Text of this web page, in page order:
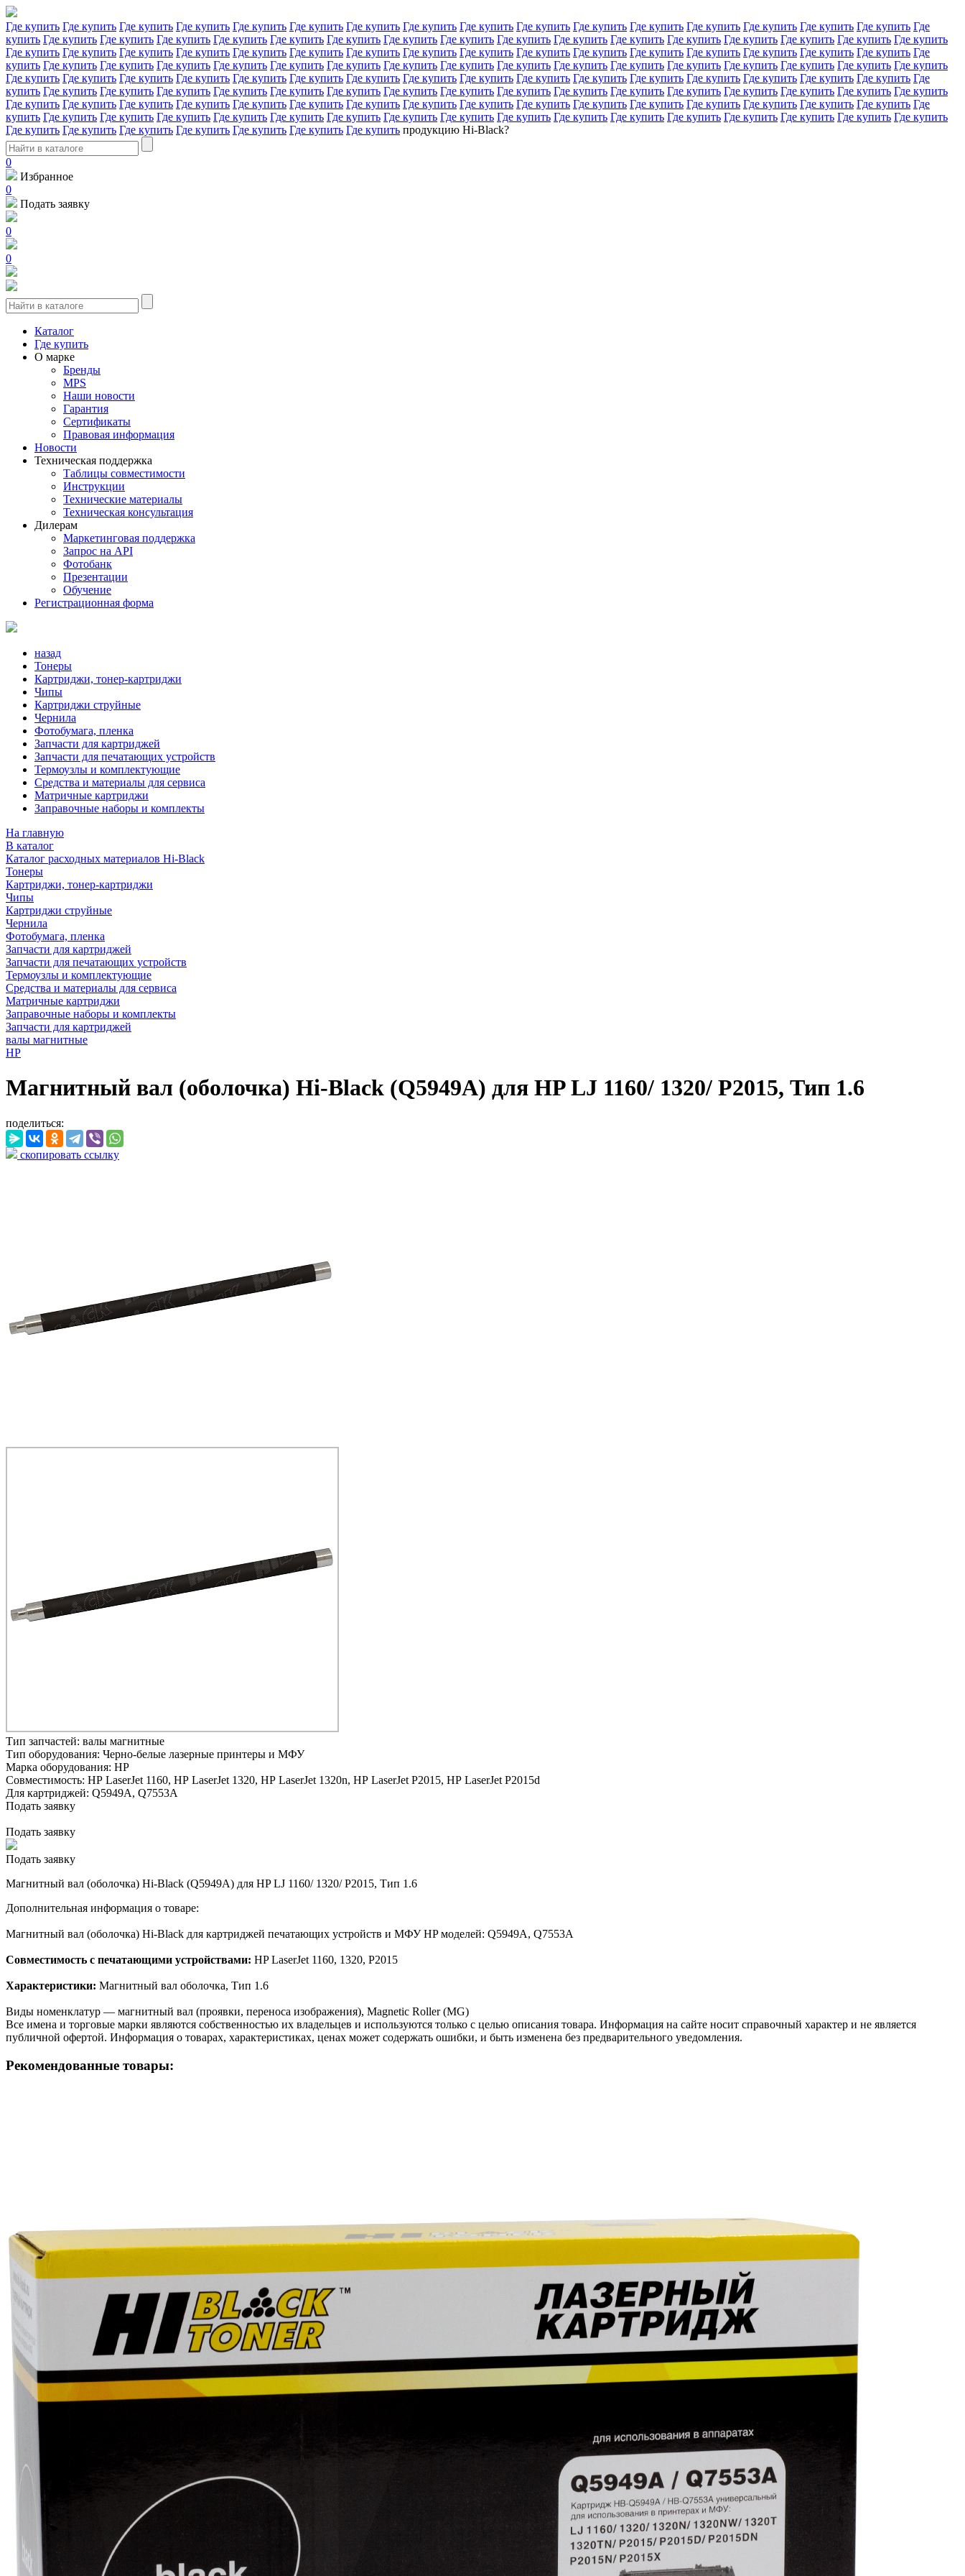
Где купить Где купить Где купить Где купить Где купить Где купить Где купить Где купить Где купить Где купить Где купить Где купить Где купить Где купить Где купить Где купить Где
купить Где купить Где купить Где купить Где купить Где купить Где купить Где купить Где купить Где купить Где купить Где купить Где купить Где купить Где купить Где купить Где купить
Где купить Где купить Где купить Где купить Где купить Где купить Где купить Где купить Где купить Где купить Где купить Где купить Где купить Где купить Где купить Где купить Где
купить Где купить Где купить Где купить Где купить Где купить Где купить Где купить Где купить Где купить Где купить Где купить Где купить Где купить Где купить Где купить Где купить
Где купить Где купить Где купить Где купить Где купить Где купить Где купить Где купить Где купить Где купить Где купить Где купить Где купить Где купить Где купить Где купить Где
купить Где купить Где купить Где купить Где купить Где купить Где купить Где купить Где купить Где купить Где купить Где купить Где купить Где купить Где купить Где купить Где купить
Где купить Где купить Где купить Где купить Где купить Где купить Где купить Где купить Где купить Где купить Где купить Где купить Где купить Где купить Где купить Где купить Где
купить Где купить Где купить Где купить Где купить Где купить Где купить Где купить Где купить Где купить Где купить Где купить Где купить Где купить Где купить Где купить Где купить
Где купить Где купить Где купить Где купить Где купить Где купить Где купить продукцию Hi-Black?
0
Избранное
0
Подать заявку
0
0
Каталог
Где купить
О марке
Бренды
MPS
Наши новости
Гарантия
Сертификаты
Правовая информация
Новости
Техническая поддержка
Таблицы совместимости
Инструкции
Технические материалы
Техническая консультация
Дилерам
Маркетинговая поддержка
Запрос на API
Фотобанк
Презентации
Обучение
Регистрационная форма
назад
Тонеры
Картриджи, тонер-картриджи
Чипы
Картриджи струйные
Чернила
Фотобумага, пленка
Запчасти для картриджей
Запчасти для печатающих устройств
Термоузлы и комплектующие
Средства и материалы для сервиса
Матричные картриджи
Заправочные наборы и комплекты
На главную
В каталог
Каталог расходных материалов Hi-Black
Тонеры
Картриджи, тонер-картриджи
Чипы
Картриджи струйные
Чернила
Фотобумага, пленка
Запчасти для картриджей
Запчасти для печатающих устройств
Термоузлы и комплектующие
Средства и материалы для сервиса
Матричные картриджи
Заправочные наборы и комплекты
Запчасти для картриджей
валы магнитные
HP
Магнитный вал (оболочка) Hi-Black (Q5949A) для HP LJ 1160/ 1320/ P2015, Тип 1.6
поделиться:
скопировать ссылку
Тип запчастей: валы магнитные
Тип оборудования: Черно-белые лазерные принтеры и МФУ
Марка оборудования: HP
Совместимость: HP LaserJet 1160, HP LaserJet 1320, HP LaserJet 1320n, HP LaserJet P2015, HP LaserJet P2015d
Для картриджей: Q5949A, Q7553A
Подать заявку
Подать заявку
Подать заявку
Магнитный вал (оболочка) Hi-Black (Q5949A) для HP LJ 1160/ 1320/ P2015, Тип 1.6
Дополнительная информация о товаре:
Магнитный вал (оболочка) Hi-Black для картриджей печатающих устройств и МФУ HP моделей: Q5949A, Q7553A
Совместимость с печатающими устройствами: HP LaserJet 1160, 1320, P2015
Характеристики: Магнитный вал оболочка, Тип 1.6
Виды номенклатур — магнитный вал (проявки, переноса изображения), Magnetic Roller (MG)
Все имена и торговые марки являются собственностью их владельцев и используются только с целью описания товара. Информация на сайте носит справочный характер и не является
публичной офертой. Информация о товарах, характеристиках, ценах может содержать ошибки, и быть изменена без предварительного уведомления.
Рекомендованные товары: